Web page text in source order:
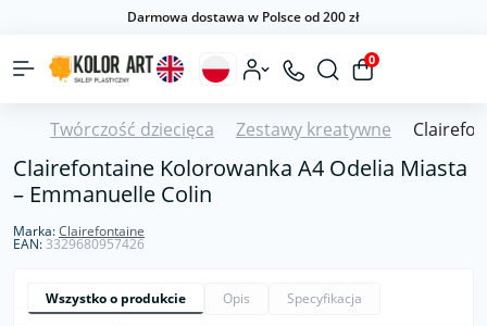
Darmowa dostawa w Polsce od 200 zł
0
Twórczość dziecięca Zestawy kreatywne
Clairefontaine Kolorowanka A4 Odelia Miasta
– Emmanuelle Colin
Marka:Clairefontaine
EAN:3329680957426
Wszystko o produkcie Opis Specyfikacja